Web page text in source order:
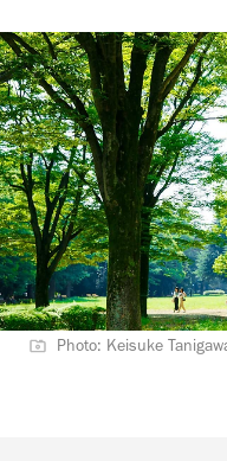
Photo: Keisuke